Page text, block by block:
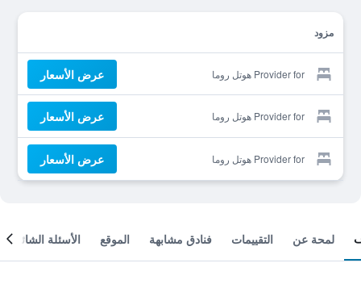
مزود
Provider for هوتل روما عرض الأسعار
Provider for هوتل روما عرض الأسعار
Provider for هوتل روما عرض الأسعار
لمحة عن التقييمات فنادق مشابهة الموقع الأسئلة الشائعة